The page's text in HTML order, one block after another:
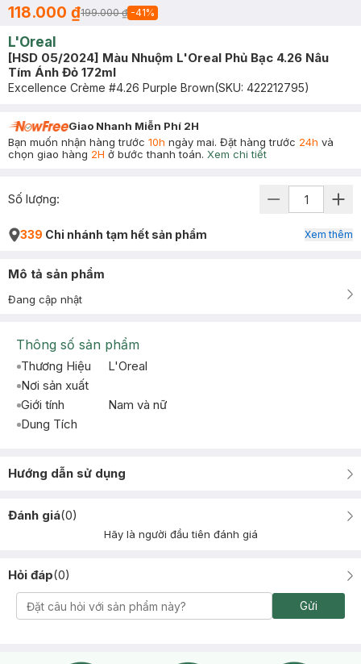
118.000 ₫199.000 ₫ -41%
L'Oreal
[HSD 05/2024] Màu Nhuộm L'Oreal Phủ Bạc 4.26 Nâu
Tím Ánh Đỏ 172ml
Excellence Crème #4.26 Purple Brown(SKU: 422212795)
Giao Nhanh Miễn Phí 2H
Bạn muốn nhận hàng trước 10h ngày mai. Đặt hàng trước 24h và
chọn giao hàng 2H ở bước thanh toán. Xem chi tiết
Số lượng:
339 Chi nhánh tạm hết sản phẩm Xem thêm
Mô tả sản phẩm
Đang cập nhật
Thông số sản phẩm
Thương Hiệu
L'Oreal
Nơi sản xuất
Giới tính
Nam và nữ
Dung Tích
Hướng dẫn sử dụng
Đánh giá(0)
Hãy là người đầu tiên đánh giá
Hỏi đáp(0)
Gửi